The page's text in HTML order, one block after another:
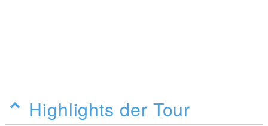
Highlights der Tour